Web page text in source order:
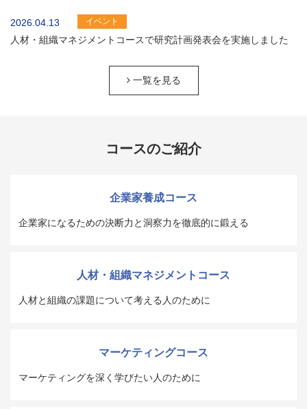
2026.04.13 イベント
人材・組織マネジメントコースで研究計画発表会を実施しました
一覧を見る
コースのご紹介
企業家養成コース
企業家になるための決断力と洞察力を徹底的に鍛える
人材・組織マネジメントコース
人材と組織の課題について考える人のために
マーケティングコース
マーケティングを深く学びたい人のために